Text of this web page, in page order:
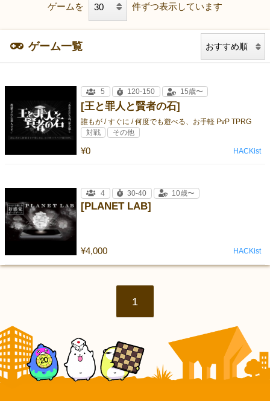
ゲームを 件ずつ表示しています
ゲーム一覧
[王と罪人と賢者の石]
誰もが / すぐに / 何度でも遊べる、お手軽 PvP TPRG
¥0
5 120-150 15歳〜
対戦 その他
HACKist_
[PLANET LAB]
¥4,000
4 30-40 10歳〜
HACKist_
1